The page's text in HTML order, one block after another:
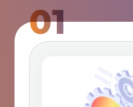
01